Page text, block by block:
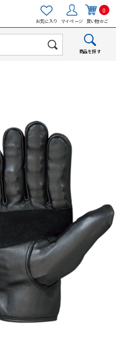
お気に入り マイページ
0
買い物かご
商品を探す